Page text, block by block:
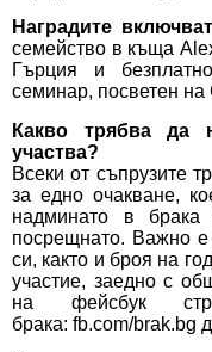
Наградите включват
семейство в къща
Гърция и
семинар, посветен
Какво трябва да
участва?
Всеки от съпрузите
за едно очакване,
надминато в
посрещнато. Важно
си, както и броя на
участие, заедно с
на фейсбук
брака: fb.com/brak.bg